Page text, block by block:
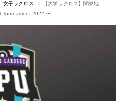
女子ラクロス
【大学ラクロス】関東地
Tournament 2022 〜